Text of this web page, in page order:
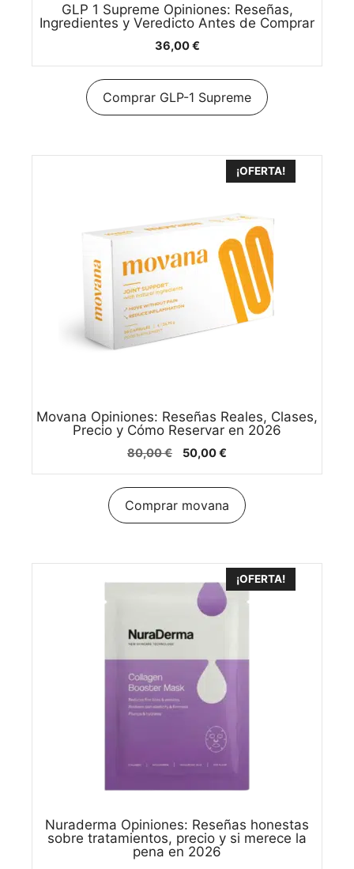
GLP 1 Supreme Opiniones: Reseñas,
Ingredientes y Veredicto Antes de Comprar
36,00€
Comprar GLP-1 Supreme
¡OFERTA!
Movana Opiniones: Reseñas Reales, Clases,
Precio y Cómo Reservar en 2026
80,00€
El
original
era:
80,00 €.
50,00€
actual
es:
50,00 €.
Comprar movana
¡OFERTA!
Nuraderma Opiniones: Reseñas honestas
sobre tratamientos, precio y si merece la
pena en 2026